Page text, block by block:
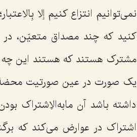
نمى‌توانیم انتزاع کنیم إلا بِالاعتبار
کنید که چند مصداق متعیّن،
مشترک هستند که هستند این چه
یک صورت در عین صورتیت محضۀ
داشته باشد آن مابه‌الاِشتراک
اشتراک در عوارض مى‌کند که